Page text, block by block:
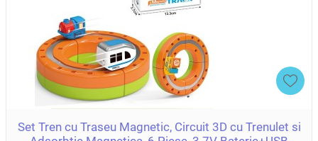
Set Tren cu Traseu Magnetic, Circuit 3D cu Trenulet si